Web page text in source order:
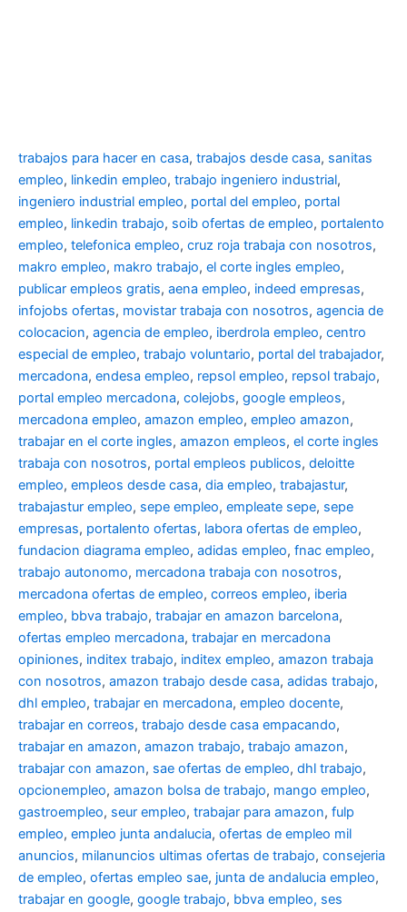
trabajos para hacer en casa, trabajos desde casa, sanitas
empleo, linkedin empleo, trabajo ingeniero industrial,
ingeniero industrial empleo, portal del empleo, portal
empleo, linkedin trabajo, soib ofertas de empleo, portalento
empleo, telefonica empleo, cruz roja trabaja con nosotros,
makro empleo, makro trabajo, el corte ingles empleo,
publicar empleos gratis, aena empleo, indeed empresas,
infojobs ofertas, movistar trabaja con nosotros, agencia de
colocacion, agencia de empleo, iberdrola empleo, centro
especial de empleo, trabajo voluntario, portal del trabajador,
mercadona, endesa empleo, repsol empleo, repsol trabajo,
portal empleo mercadona, colejobs, google empleos,
mercadona empleo, amazon empleo, empleo amazon,
trabajar en el corte ingles, amazon empleos, el corte ingles
trabaja con nosotros, portal empleos publicos, deloitte
empleo, empleos desde casa, dia empleo, trabajastur,
trabajastur empleo, sepe empleo, empleate sepe, sepe
empresas, portalento ofertas, labora ofertas de empleo,
fundacion diagrama empleo, adidas empleo, fnac empleo,
trabajo autonomo, mercadona trabaja con nosotros,
mercadona ofertas de empleo, correos empleo, iberia
empleo, bbva trabajo, trabajar en amazon barcelona,
ofertas empleo mercadona, trabajar en mercadona
opiniones, inditex trabajo, inditex empleo, amazon trabaja
con nosotros, amazon trabajo desde casa, adidas trabajo,
dhl empleo, trabajar en mercadona, empleo docente,
trabajar en correos, trabajo desde casa empacando,
trabajar en amazon, amazon trabajo, trabajo amazon,
trabajar con amazon, sae ofertas de empleo, dhl trabajo,
opcionempleo, amazon bolsa de trabajo, mango empleo,
gastroempleo, seur empleo, trabajar para amazon, fulp
empleo, empleo junta andalucia, ofertas de empleo mil
anuncios, milanuncios ultimas ofertas de trabajo, consejeria
de empleo, ofertas empleo sae, junta de andalucia empleo,
trabajar en google, google trabajo, bbva empleo, ses